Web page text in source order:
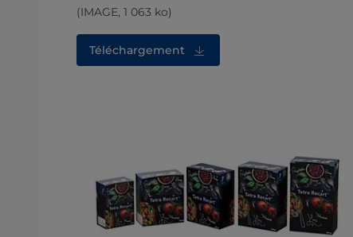
(IMAGE, 1 063 ko)
Téléchargement